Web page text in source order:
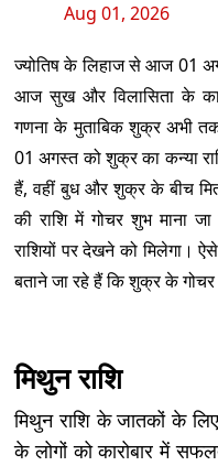
Aug 01, 2026
ज्योतिष के लिहाज से आज 01
आज सुख और विलासिता के
गणना के मुताबिक शुक्र अभी
01 अगस्त को शुक्र का कन्या
हैं, वहीं बुध और शुक्र के बीच
की राशि में गोचर शुभ माना
राशियों पर देखने को
बताने जा रहे हैं कि शुक्र के
मिथुन राशि
मिथुन राशि के जातकों के
के लोगों को कारोबार में